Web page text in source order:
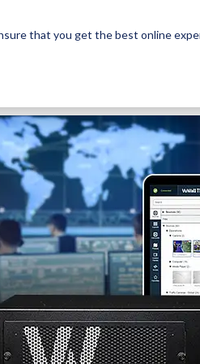
that you get the best online